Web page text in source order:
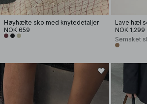
Høyhælte sko med knytedetaljer
NOK 659
Lave hæl
NOK 1,299
Semsket